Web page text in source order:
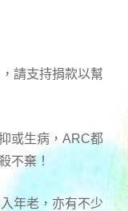
請支持捐款以幫
或生病，ARC都
不棄！
年老，亦有不少